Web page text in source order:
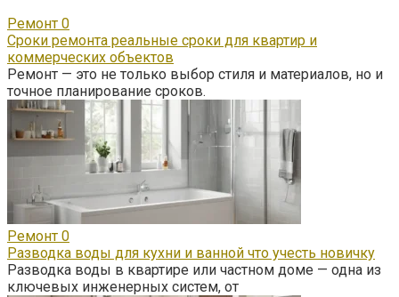
Ремонт 0
Сроки ремонта реальные сроки для квартир и
коммерческих объектов
Ремонт — это не только выбор стиля и материалов, но и
точное планирование сроков.
Ремонт 0
Разводка воды для кухни и ванной что учесть новичку
Разводка воды в квартире или частном доме — одна из
ключевых инженерных систем, от